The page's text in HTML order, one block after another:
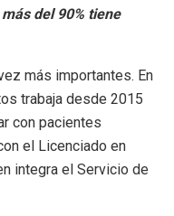
del 90% tiene
más importantes. En
trabaja desde 2015
con pacientes
el Licenciado en
integra el Servicio de